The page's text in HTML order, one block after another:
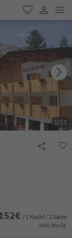
favorit
user link
1/13
€ / 1 Nacht / 2 Gäste
Inkl. MwSt.